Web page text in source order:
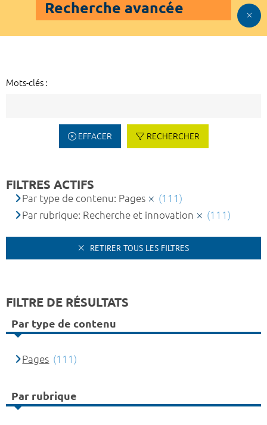
Recherche avancée
Mots-clés :
EFFACER RECHERCHER
FILTRES ACTIFS
Par type de contenu: Pages
(111)
Par rubrique: Recherche et innovation
(111)
RETIRER TOUS LES FILTRES
FILTRE DE RÉSULTATS
Par type de contenu
Pages (111)
Par rubrique